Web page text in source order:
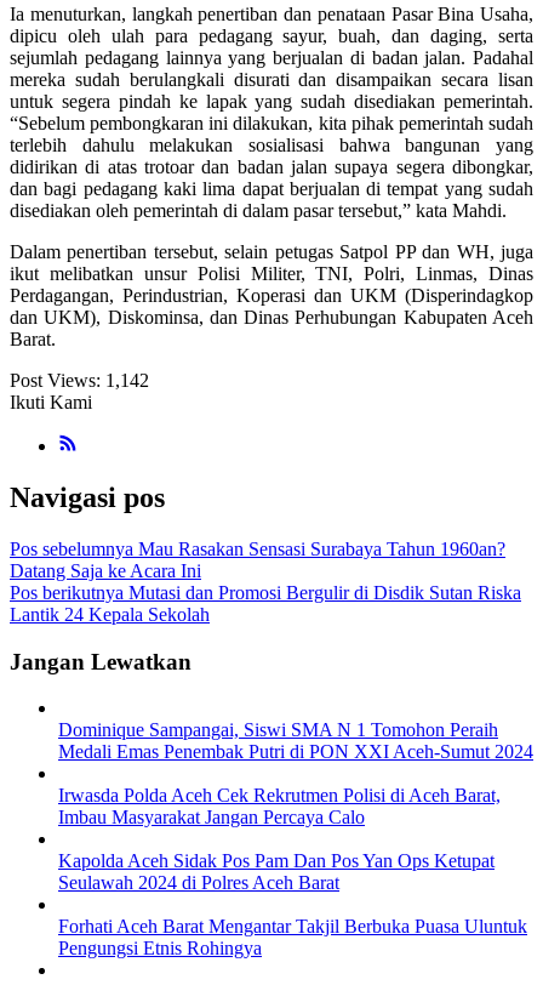
Ia menuturkan, langkah penertiban dan penataan Pasar Bina Usaha,
dipicu oleh ulah para pedagang sayur, buah, dan daging, serta
sejumlah pedagang lainnya yang berjualan di badan jalan. Padahal
mereka sudah berulangkali disurati dan disampaikan secara lisan
untuk segera pindah ke lapak yang sudah disediakan pemerintah.
“Sebelum pembongkaran ini dilakukan, kita pihak pemerintah sudah
terlebih dahulu melakukan sosialisasi bahwa bangunan yang
didirikan di atas trotoar dan badan jalan supaya segera dibongkar,
dan bagi pedagang kaki lima dapat berjualan di tempat yang sudah
disediakan oleh pemerintah di dalam pasar tersebut,” kata Mahdi.
Dalam penertiban tersebut, selain petugas Satpol PP dan WH, juga
ikut melibatkan unsur Polisi Militer, TNI, Polri, Linmas, Dinas
Perdagangan, Perindustrian, Koperasi dan UKM (Disperindagkop
dan UKM), Diskominsa, dan Dinas Perhubungan Kabupaten Aceh
Barat.
Post Views: 1,142
Ikuti Kami
Navigasi pos
Pos sebelumnya Mau Rasakan Sensasi Surabaya Tahun 1960an?
Datang Saja ke Acara Ini
Pos berikutnya Mutasi dan Promosi Bergulir di Disdik Sutan Riska
Lantik 24 Kepala Sekolah
Jangan Lewatkan
Dominique Sampangai, Siswi SMA N 1 Tomohon Peraih
Medali Emas Penembak Putri di PON XXI Aceh-Sumut 2024
Irwasda Polda Aceh Cek Rekrutmen Polisi di Aceh Barat,
Imbau Masyarakat Jangan Percaya Calo
Kapolda Aceh Sidak Pos Pam Dan Pos Yan Ops Ketupat
Seulawah 2024 di Polres Aceh Barat
Forhati Aceh Barat Mengantar Takjil Berbuka Puasa Uluntuk
Pengungsi Etnis Rohingya